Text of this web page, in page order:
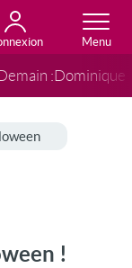
:Dominique
!